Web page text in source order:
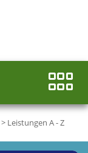
> Leistungen A - Z